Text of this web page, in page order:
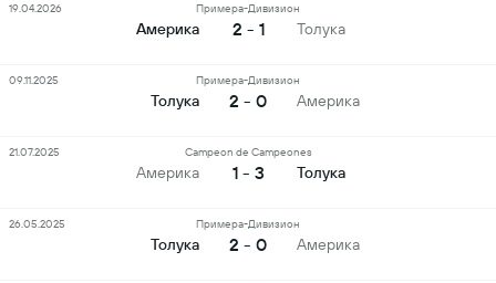
Америка
Примера-Дивизион
2 - 1 Толука
19.04.2026
Толука
Примера-Дивизион
2 - 0 Америка
09.11.2025
Америка
Campeon de Campeones
1 - 3 Толука
21.07.2025
Толука
Примера-Дивизион
2 - 0 Америка
26.05.2025